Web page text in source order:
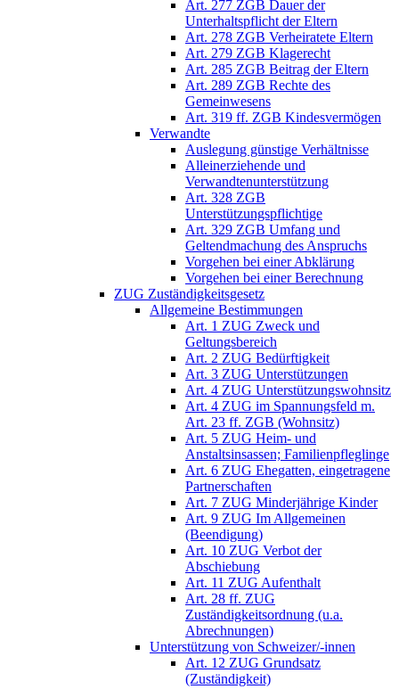
Art. 277 ZGB Dauer der
Unterhaltspflicht der Eltern
Art. 278 ZGB Verheiratete Eltern
Art. 279 ZGB Klagerecht
Art. 285 ZGB Beitrag der Eltern
Art. 289 ZGB Rechte des
Gemeinwesens
Art. 319 ff. ZGB Kindesvermögen
Verwandte
Auslegung günstige Verhältnisse
Alleinerziehende und
Verwandtenunterstützung
Art. 328 ZGB
Unterstützungspflichtige
Art. 329 ZGB Umfang und
Geltendmachung des Anspruchs
Vorgehen bei einer Abklärung
Vorgehen bei einer Berechnung
ZUG Zuständigkeitsgesetz
Allgemeine Bestimmungen
Art. 1 ZUG Zweck und
Geltungsbereich
Art. 2 ZUG Bedürftigkeit
Art. 3 ZUG Unterstützungen
Art. 4 ZUG Unterstützungswohnsitz
Art. 4 ZUG im Spannungsfeld m.
Art. 23 ff. ZGB (Wohnsitz)
Art. 5 ZUG Heim- und
Anstaltsinsassen; Familienpfleglinge
Art. 6 ZUG Ehegatten, eingetragene
Partnerschaften
Art. 7 ZUG Minderjährige Kinder
Art. 9 ZUG Im Allgemeinen
(Beendigung)
Art. 10 ZUG Verbot der
Abschiebung
Art. 11 ZUG Aufenthalt
Art. 28 ff. ZUG
Zuständigkeitsordnung (u.a.
Abrechnungen)
Unterstützung von Schweizer/-innen
Art. 12 ZUG Grundsatz
(Zuständigkeit)